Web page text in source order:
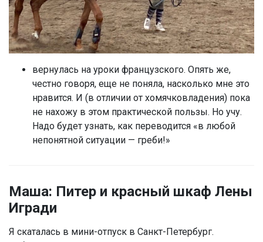
вернулась на уроки французского. Опять же,
честно говоря, еще не поняла, насколько мне это
нравится. И (в отличии от хомячковладения) пока
не нахожу в этом практической пользы. Но учу.
Надо будет узнать, как переводится «в любой
непонятной ситуации — греби!»
Маша: Питер и красный шкаф Лены
Игради
Я скаталась в мини-отпуск в Санкт-Петербург.